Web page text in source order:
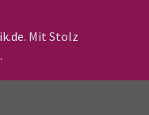
. Mit Stolz
.